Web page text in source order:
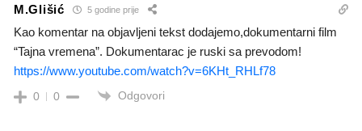
M.Glišić 5 godine prije
Kao komentar na objavljeni tekst dodajemo,dokumentarni film
“Tajna vremena”. Dokumentarac je ruski sa prevodom!
https://www.youtube.com/watch?v=6KHt_RHLf78
0 0 Odgovori